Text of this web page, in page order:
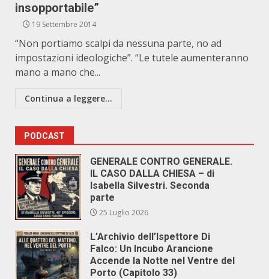
insopportabile”
19 Settembre 2014
“Non portiamo scalpi da nessuna parte, no ad
impostazioni ideologiche”. “Le tutele aumenteranno
mano a mano che...
Continua a leggere...
PODCAST
GENERALE CONTRO GENERALE.
IL CASO DALLA CHIESA – di
Isabella Silvestri. Seconda
parte
25 Luglio 2026
L’Archivio dell’Ispettore Di
Falco: Un Incubo Arancione
Accende la Notte nel Ventre del
Porto (Capitolo 33)